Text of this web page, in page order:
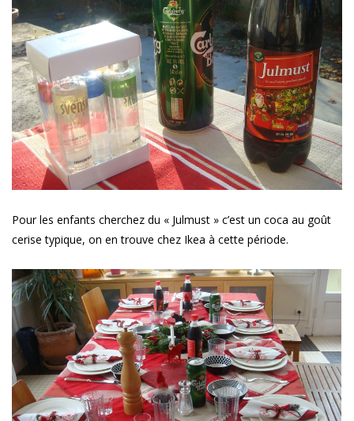
Pour les enfants cherchez du « Julmust » c’est un coca au goût
cerise typique, on en trouve chez Ikea à cette période.